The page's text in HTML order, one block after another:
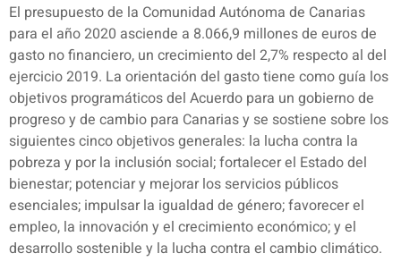
El presupuesto de la Comunidad Autónoma de Canarias
para el año 2020 asciende a 8.066,9 millones de euros de
gasto no financiero, un crecimiento del 2,7% respecto al del
ejercicio 2019. La orientación del gasto tiene como guía los
objetivos programáticos del Acuerdo para un gobierno de
progreso y de cambio para Canarias y se sostiene sobre los
siguientes cinco objetivos generales: la lucha contra la
pobreza y por la inclusión social; fortalecer el Estado del
bienestar; potenciar y mejorar los servicios públicos
esenciales; impulsar la igualdad de género; favorecer el
empleo, la innovación y el crecimiento económico; y el
desarrollo sostenible y la lucha contra el cambio climático.